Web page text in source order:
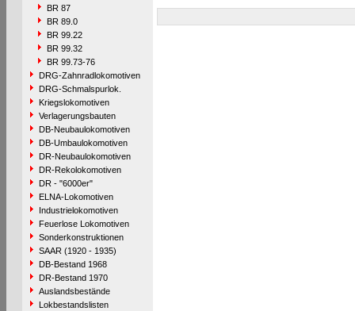
BR 87
BR 89.0
BR 99.22
BR 99.32
BR 99.73-76
DRG-Zahnradlokomotiven
DRG-Schmalspurlok.
Kriegslokomotiven
Verlagerungsbauten
DB-Neubaulokomotiven
DB-Umbaulokomotiven
DR-Neubaulokomotiven
DR-Rekolokomotiven
DR - "6000er"
ELNA-Lokomotiven
Industrielokomotiven
Feuerlose Lokomotiven
Sonderkonstruktionen
SAAR (1920 - 1935)
DB-Bestand 1968
DR-Bestand 1970
Auslandsbestände
Lokbestandslisten